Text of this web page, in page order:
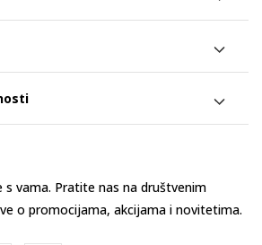
vama. Pratite nas na društvenim
o promocijama, akcijama i novitetima.